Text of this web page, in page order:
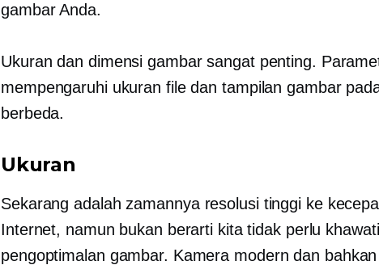
gambar Anda.
Ukuran dan dimensi gambar sangat penting.
mempengaruhi ukuran file dan tampilan gambar
berbeda.
Ukuran
Sekarang adalah zamannya resolusi tinggi ke
Internet, namun bukan berarti kita tidak perlu
pengoptimalan gambar. Kamera modern dan